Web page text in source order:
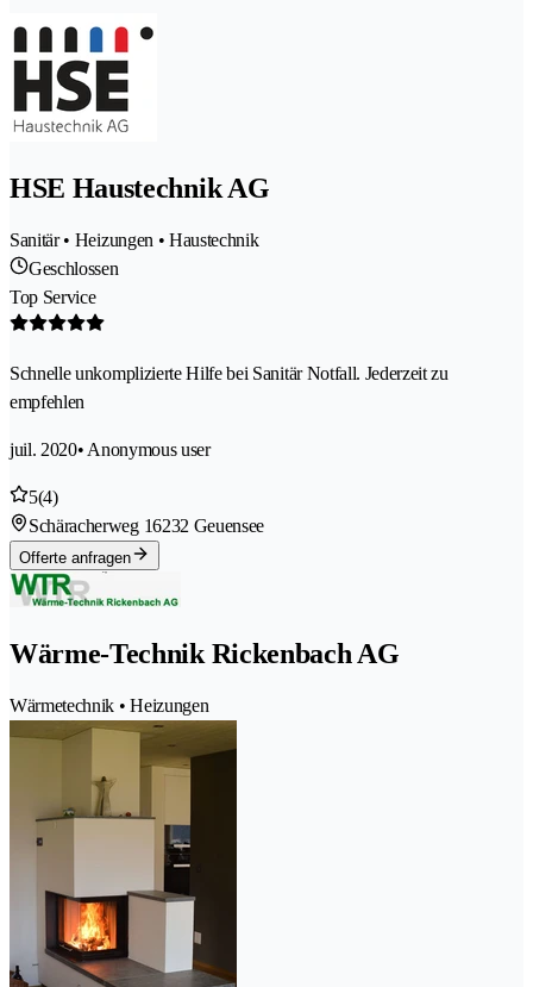
HSE Haustechnik AG
Sanitär • Heizungen • Haustechnik
Geschlossen
Top Service
Schnelle unkomplizierte Hilfe bei Sanitär Notfall. Jederzeit zu
empfehlen
juil. 2020• Anonymous user
5(4)
Schäracherweg 16232 Geuensee
Offerte anfragen
Wärme-Technik Rickenbach AG
Wärmetechnik • Heizungen